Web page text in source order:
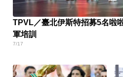
TPVL／臺北伊斯特招募5名啦
軍培訓
7/17